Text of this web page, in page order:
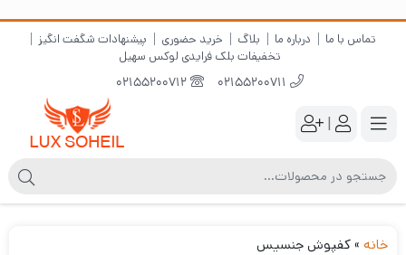
تماس با ما درباره ما بلاگ خرید حضوری
پیشنهادات شگفت انگیز
تخفیفات بلک فرایدی لوکس سهیل
|
خانه »کفپوش جنسیس